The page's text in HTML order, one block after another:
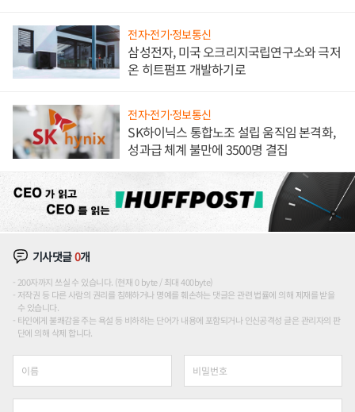
전자·전기·정보통신
삼성전자, 미국 오크리지국립연구소와 극저
온 히트펌프 개발하기로
전자·전기·정보통신
SK하이닉스 통합노조 설립 움직임 본격화,
성과급 체계 불만에 3500명 결집
기사댓글0개
200자까지 쓰실 수 있습니다. (현재 0 byte / 최대 400byte)
저작권 등 다른 사람의 권리를 침해하거나 명예를 훼손하는 댓글은 관련 법률에 의해 제재를 받을
수 있습니다.
타인에게 불쾌감을 주는 욕설 등 비하하는 단어가 내용에 포함되거나 인신공격성 글은 관리자의 판
단에 의해 삭제 합니다.